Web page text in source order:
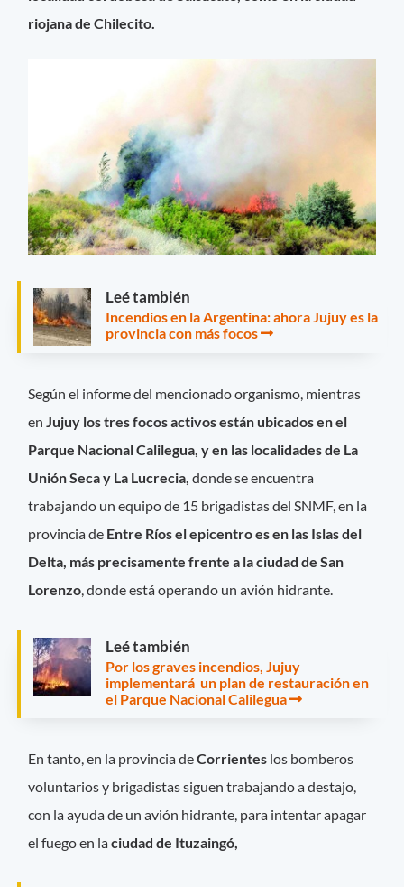
riojana de Chilecito.
Leé también
Incendios en la Argentina: ahora Jujuy es la
provincia con más focos
Según el informe del mencionado organismo, mientras
en Jujuy los tres focos activos están ubicados en el
Parque Nacional Calilegua, y en las localidades de La
Unión Seca y La Lucrecia, donde se encuentra
trabajando un equipo de 15 brigadistas del SNMF, en la
provincia de Entre Ríos el epicentro es en las Islas del
Delta, más precisamente frente a la ciudad de San
Lorenzo, donde está operando un avión hidrante.
Leé también
Por los graves incendios, Jujuy
implementará un plan de restauración en
el Parque Nacional Calilegua
En tanto, en la provincia deCorrientes los bomberos
voluntarios y brigadistas siguen trabajando a destajo,
con la ayuda de un avión hidrante, para intentar apagar
el fuego en laciudad de Ituzaingó,